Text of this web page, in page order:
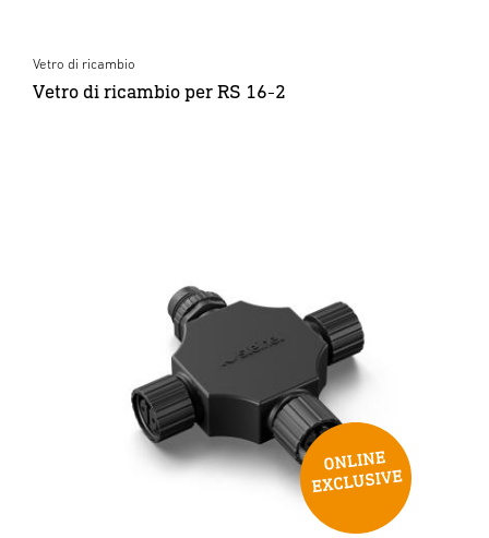
Vetro di ricambio
Vetro di ricambio per RS 16-2